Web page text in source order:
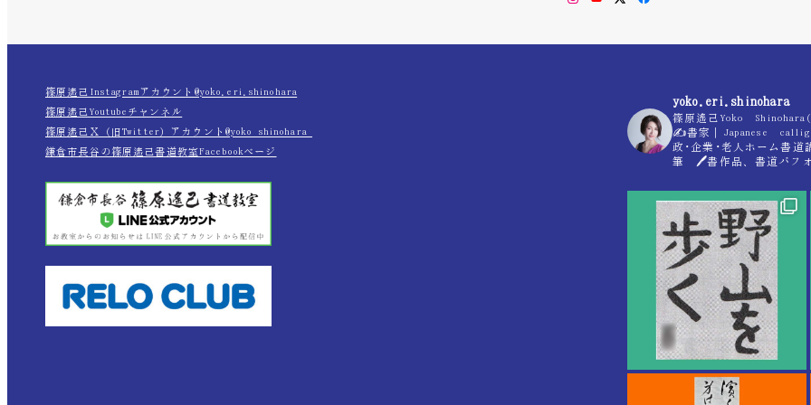
篠原遙己Instagramアカウント@yoko.eri.shinohara
篠原遙己Youtubeチャンネル
篠原遙己Ｘ（旧Twitter）アカウント@yoko_shinohara_
鎌倉市長谷の篠原遙己書道教室Facebookページ
yoko.eri.shinohara
篠原遙己Yoko
✍書家｜Japanese
政･企業･老人ホーム書
筆 🖊書作品、書道パフ